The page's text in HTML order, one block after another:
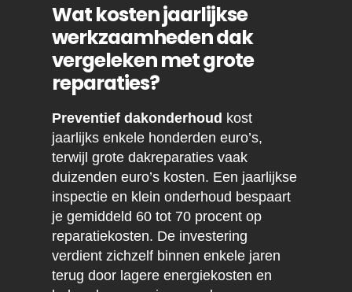
Wat kosten jaarlijkse
werkzaamheden dak
vergeleken met grote
reparaties?
Preventief dakonderhoud kost
jaarlijks enkele honderden euro’s,
terwijl grote dakreparaties vaak
duizenden euro’s kosten. Een jaarlijkse
inspectie en klein onderhoud bespaart
je gemiddeld 60 tot 70 procent op
reparatiekosten. De investering
verdient zichzelf binnen enkele jaren
terug door lagere energiekosten en